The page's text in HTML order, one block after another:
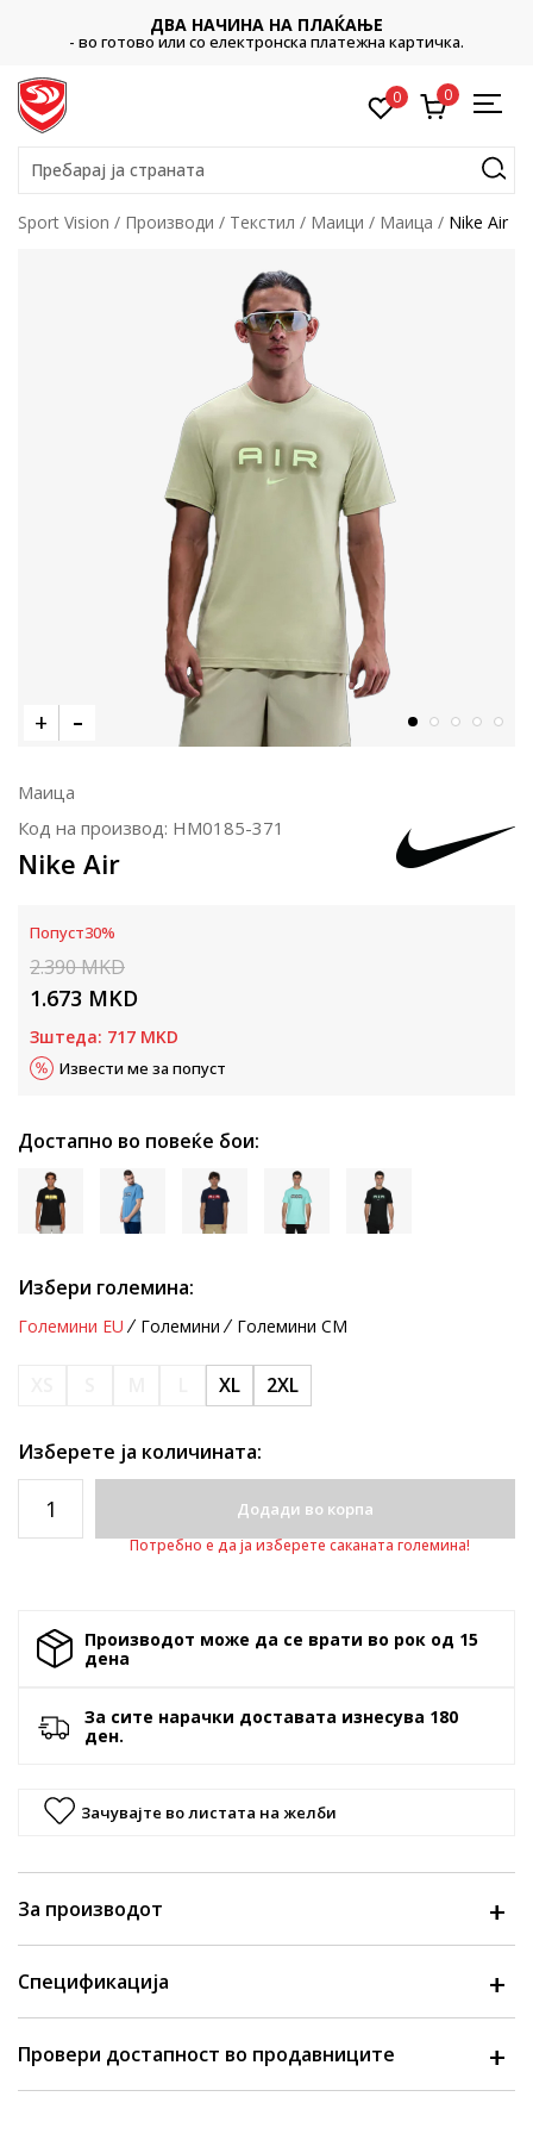
ДВА НАЧИНА НА ПЛАЌАЊЕ
- во готово или со електронска платежна картичка.
0 0
Пребарај ја страната
Sport Vision Производи Текстил Маици Маица Nike Air
Маица
Код на производ: HM0185-371
Nike Air
Попуст30%
2.390MKD
1.673 MKD
Зштеда: 717 MKD
Извести ме за попуст
Достапно во повеќе бои:
Избери големина:
Големини EU Големини Големини CM
XL 2XL
Изберете ја количината:
Додади во корпа
Потребно е да ја изберете саканата големина!
Производот може да се врати во рок од 15
денa
За сите нарачки доставата изнесува 180
ден.
Зачувајте во листата на желби
За производот
Спецификација
Провери достапност во продавниците